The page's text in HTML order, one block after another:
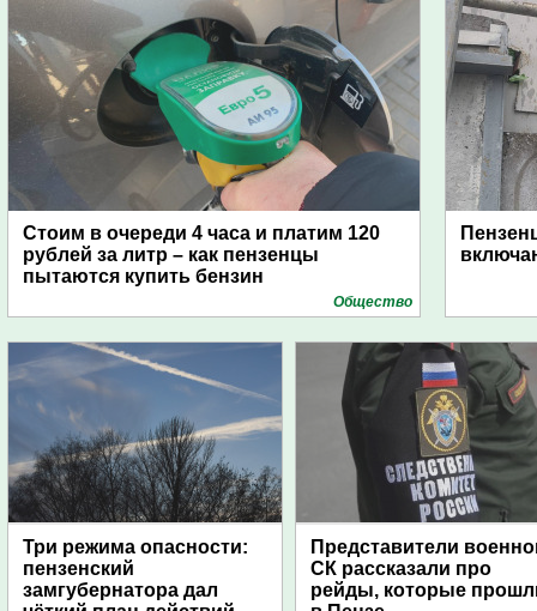
Стоим в очереди 4 часа и платим 120
рублей за литр – как пензенцы
пытаются купить бензин
Общество
Три режима опасности:
пензенский
замгубернатора дал
Представители
СК рассказали про
рейды, которые